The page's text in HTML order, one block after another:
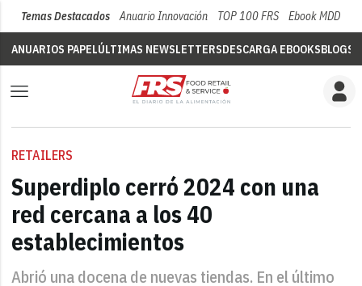
Temas Destacados Anuario Innovación TOP 100 FRS Ebook MDD
ANUARIOS PAPELÚLTIMAS NEWSLETTERSDESCARGA EBOOKSBLOGS
RETAILERS
Superdiplo cerró 2024 con una
red cercana a los 40
establecimientos
Abrió una docena de nuevas tiendas. En el último